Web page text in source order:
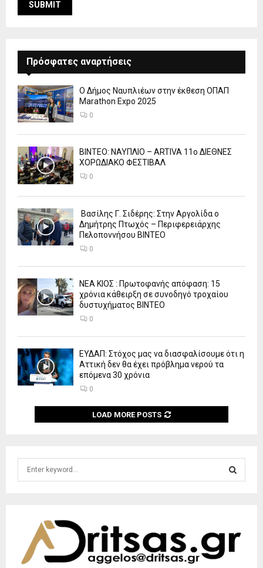
Πρόσφατες αναρτήσεις
Ο Δήμος Ναυπλιέων στην έκθεση ΟΠΑΠ
Marathon Expo 2025
0
ΒΙΝΤΕΟ: ΝΑΥΠΛΙΟ – ARTIVA 11ο ΔΙΕΘΝΕΣ
ΧΟΡΩΔΙΑΚΟ ΦΕΣΤΙΒΑΛ
0
Βασίλης Γ. Σιδέρης: Στην Αργολίδα ο
Δημήτρης Πτωχός – Περιφερειάρχης
Πελοποννήσου ΒΙΝΤΕΟ
0
ΝΕΑ ΚΙΟΣ : Πρωτοφανής απόφαση: 15
χρόνια κάθειρξη σε συνοδηγό τροχαίου
δυστυχήματος ΒΙΝΤΕΟ
0
ΕΥΔΑΠ: Στόχος μας να διασφαλίσουμε ότι η
Αττική δεν θα έχει πρόβλημα νερού τα
επόμενα 30 χρόνια
0
LOAD MORE POSTS
A